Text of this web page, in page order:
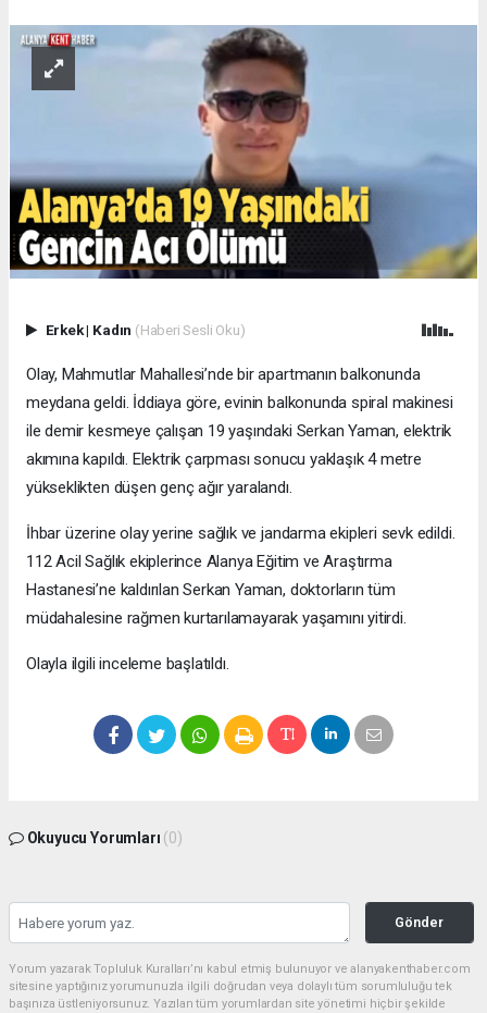
Erkek| Kadın (Haberi Sesli Oku)
Olay, Mahmutlar Mahallesi’nde bir apartmanın balkonunda
meydana geldi. İddiaya göre, evinin balkonunda spiral makinesi
ile demir kesmeye çalışan 19 yaşındaki Serkan Yaman, elektrik
akımına kapıldı. Elektrik çarpması sonucu yaklaşık 4 metre
yükseklikten düşen genç ağır yaralandı.
İhbar üzerine olay yerine sağlık ve jandarma ekipleri sevk edildi.
112 Acil Sağlık ekiplerince Alanya Eğitim ve Araştırma
Hastanesi’ne kaldırılan Serkan Yaman, doktorların tüm
müdahalesine rağmen kurtarılamayarak yaşamını yitirdi.
Olayla ilgili inceleme başlatıldı.
Okuyucu Yorumları (0)
Gönder
Yorum yazarak Topluluk Kuralları’nı kabul etmiş bulunuyor ve alanyakenthaber.com
sitesine yaptığınız yorumunuzla ilgili doğrudan veya dolaylı tüm sorumluluğu tek
başınıza üstleniyorsunuz. Yazılan tüm yorumlardan site yönetimi hiçbir şekilde